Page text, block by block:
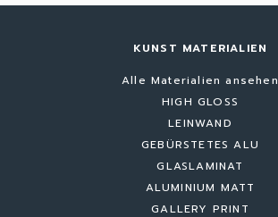
KUNST MATERIALIEN
Alle Materialien ansehen
HIGH GLOSS
LEINWAND
GEBÜRSTETES ALU
GLASLAMINAT
ALUMINIUM MATT
GALLERY PRINT